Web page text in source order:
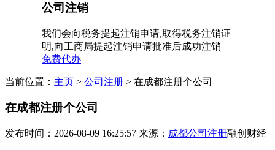
公司注销
我们会向税务提起注销申请,取得税务注销证
明,向工商局提起注销申请批准后成功注销
免费代办
当前位置： 主页 > 公司注册 > 在成都注册个公司
在成都注册个公司
发布时间：2026-08-09 16:25:57 来源： 成都公司注册融创财经